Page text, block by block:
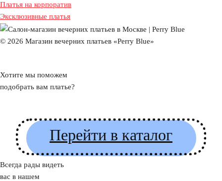
Платья на корпоратив
Эксклюзивные платья
© 2026 Магазин вечерних платьев «Perry Blue»
Хотите мы поможем
подобрать вам платье?
Перейти в каталог
Всегда рады видеть
вас в нашем